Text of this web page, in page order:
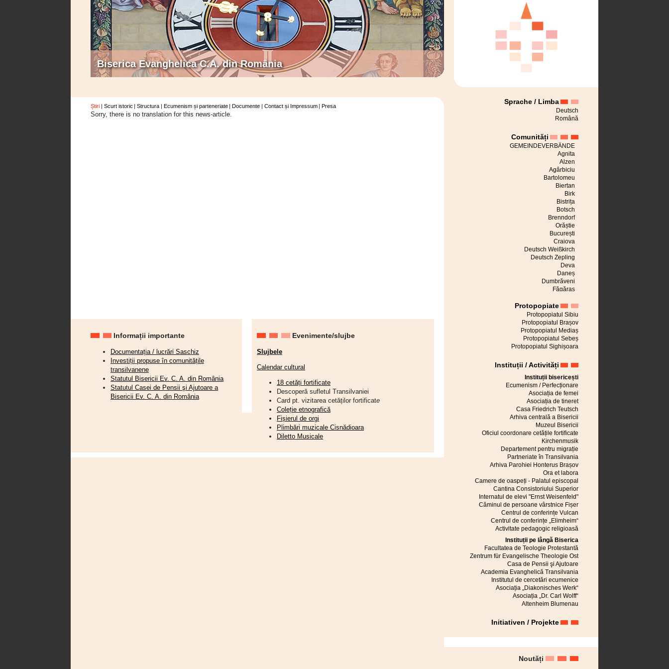
Biserica Evanghelica C.A. din România
Știri Scurt istoric Structura Ecumenism și parteneriate Documente Contact și Impressum Presa
Sorry, there is no translation for this news-article.
Sprache / Limba
Deutsch
Română
Comunități
GEMEINDEVERBÄNDE
Agnita
Alzen
Agârbiciu
Bartolomeu
Biertan
Birk
Bistrița
Botsch
Brenndorf
Orăștie
București
Craiova
Deutsch Weißkirch
Deutsch Zepling
Deva
Daneș
Dumbrăveni
Făgăraș
Seleușul Mare
Großau
Apoldu de Sus
Cincu
Großscheuern
Hălchiu
Hărman
Jaad
Alba Iulia
Saschiz
Cârța
Kirchberg
Brașov
Lovnic
Mălâncrav
Hetiur
Mediaș
Cisnădioara
Sebeș
Turnișor
Neudorf bei Schässburg
Cristian (BV)
Niedereidisch
Măieruș
Valea Superioară a Hârtibaciului
Sânpetru
Petrești (AB)
Râmnicu Vâlcea
Rauthal
Rupea
Reșița
Ruși
Reussmarkt
Roseln
Râșnov
Sighișoara
Seiburg
Semlac
Prejmer
Valea Inferioară a Hârtibaciului
Protopopiate
Protopopiatul Sibiu
Protopopiatul Brașov
Protopopiatul Mediaș
Protopopiatul Sebeș
Protopopiatul Sighișoara
Instituții / Activități
Instituții bisericești
Ecumenism / Perfecționare
Asociația de femei
Asociația de tineret
Casa Friedrich Teutsch
Arhiva centrală a Bisericii
Muzeul Bisericii
Oficiul coordonare cetățile fortificate
Kirchenmusik
Departement pentru migrație
Partneriate în Transilvania
Arhiva Parohiei Honterus Brașov
Ora et labora
Camere de oaspeți - Palatul episcopal
Cantina Consistoriului Superior
Internatul de elevi "Ernst Weisenfeld"
Căminul de persoane vârstnice Fișer
Centrul de conferințe Vulcan
Centrul de conferințe „Elimheim“
Activitate pedagogic religioasă
Instituții pe lângă Biserica
Facultatea de Teologie Protestantă
Zentrum für Evangelische Theologie Ost
Casa de Pensii şi Ajutoare
Academia Evanghelică Transilvania
Institutul de cercetări ecumenice
Asociația „Diakonisches Werk“
Asociația „Dr. Carl Wolff“
Altenheim Blumenau
Initiativen / Projekte
Noutăți
Informații importante
Documentația / lucrări Saschiz
Investiții propuse în comunitățile
transilvanene
Statutul Bisericii Ev. C. A. din România
Statutul Casei de Pensii şi Ajutoare a
Bisericii Ev. C. A. din România
Evenimente/slujbe
Slujbele
Calendar cultural
18 cetăți fortificate
Descoperă sufletul Transilvaniei
Card pt. vizitarea cetăților fortificate
Coleție etnografică
Fișierul de orgi
Plimbări muzicale Cisnădioara
Diletto Musicale